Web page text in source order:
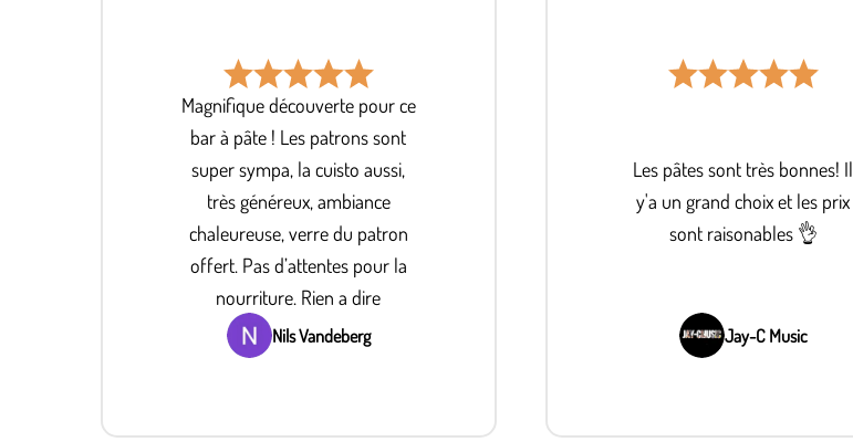
Magnifique découverte pour ce
bar à pâte ! Les patrons sont
super sympa, la cuisto aussi,
très généreux, ambiance
chaleureuse, verre du patron
offert. Pas d’attentes pour la
nourriture. Rien a dire
Nils Vandeberg
Les pâtes sont très bonnes! Il
y'a un grand choix et les prix
sont raisonables 👌
Jay-C Music